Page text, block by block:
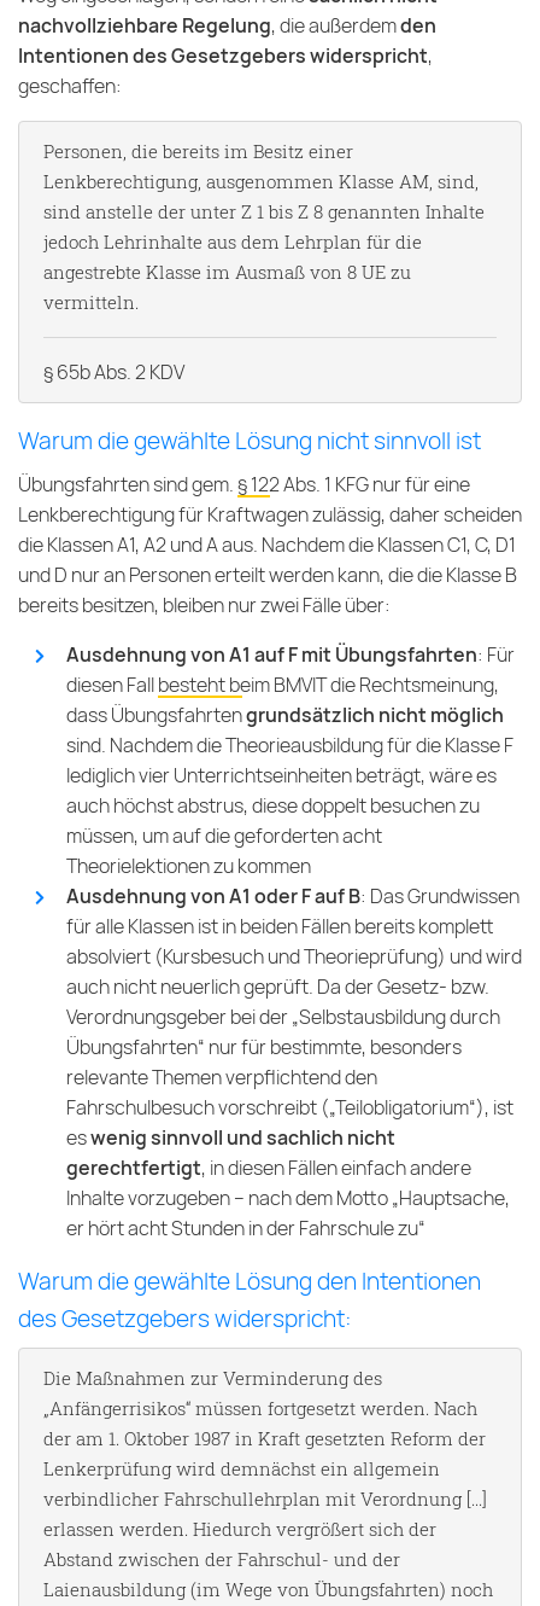
nachvollziehbare Regelung, die außerdemden
Intentionen des Gesetzgebers widerspricht,
geschaffen:
Personen, die bereits im Besitz einer
Lenkberechtigung, ausgenommen Klasse AM, sind,
sind anstelle der unter Z 1 bis Z 8 genannten Inhalte
jedoch Lehrinhalte aus dem Lehrplan für die
angestrebte Klasse im Ausmaß von 8 UE zu
vermitteln.
§ 65b Abs. 2 KDV
Warum die gewählte Lösung nicht sinnvoll ist
Übungsfahrten sind gem.§ 122 Abs. 1 KFGnur für eine
Lenkberechtigung für Kraftwagen zulässig, daher scheiden
die Klassen A1, A2 und A aus. Nachdem die Klassen C1, C, D1
und D nur an Personen erteilt werden kann, die die Klasse B
bereits besitzen, bleiben nur zwei Fälle über:
Ausdehnung von A1 auf F mit Übungsfahrten: Für
diesen Fallbesteht beim BMVIT die Rechtsmeinung,
dass Übungsfahrtengrundsätzlich nicht möglich
sind. Nachdem die Theorieausbildung für die Klasse F
lediglich vier Unterrichtseinheiten beträgt, wäre es
auch höchst abstrus, diese doppelt besuchen zu
müssen, um auf die geforderten acht
Theorielektionen zu kommen
Ausdehnung von A1 oder F auf B: Das Grundwissen
für alle Klassen ist in beiden Fällen bereits komplett
absolviert (Kursbesuch und Theorieprüfung) und wird
auch nicht neuerlich geprüft. Da der Gesetz- bzw.
Verordnungsgeber bei der „Selbstausbildung durch
Übungsfahrten“ nur für bestimmte, besonders
relevante Themen verpflichtend den
Fahrschulbesuch vorschreibt („Teilobligatorium“), ist
eswenig sinnvoll und sachlich nicht
gerechtfertigt, in diesen Fällen einfach andere
Inhalte vorzugeben – nach dem Motto „Hauptsache,
er hört acht Stunden in der Fahrschule zu“
Warum die gewählte Lösung den Intentionen
des Gesetzgebers widerspricht:
Die Maßnahmen zur Verminderung des
„Anfängerrisikos“ müssen fortgesetzt werden. Nach
der am 1. Oktober 1987 in Kraft gesetzten Reform der
Lenkerprüfung wird demnächst ein allgemein
verbindlicher Fahrschullehrplan mit Verordnung [...]
erlassen werden. Hiedurch vergrößert sich der
Abstand zwischen der Fahrschul- und der
Laienausbildung (im Wege von Übungsfahrten) noch